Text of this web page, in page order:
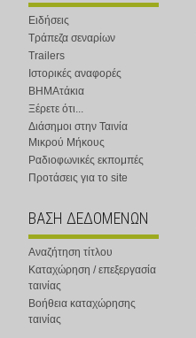
Ειδήσεις
Τράπεζα σεναρίων
Trailers
Ιστορικές αναφορές
ΒΗΜΑτάκια
Ξέρετε ότι...
Διάσημοι στην Ταινία
Μικρού Μήκους
Ραδιοφωνικές εκπομπές
Προτάσεις για το site
ΒΑΣΗ ΔΕΔΟΜΕΝΩΝ
Αναζήτηση τίτλου
Καταχώρηση / επεξεργασία
ταινίας
Βοήθεια καταχώρησης
ταινίας